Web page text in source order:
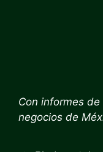
Con informes de
negocios de